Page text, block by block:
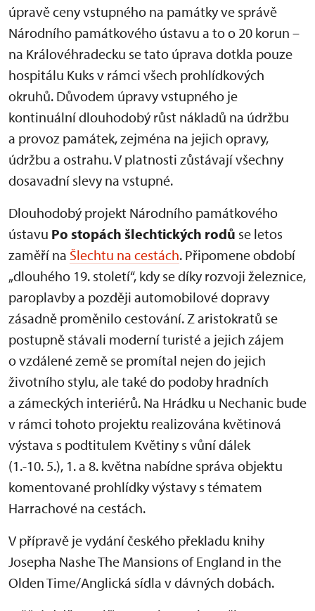
úpravě ceny vstupného na památky ve správě
Národního památkového ústavu a to o 20 korun –
na Královéhradecku se tato úprava dotkla pouze
hospitálu Kuks v rámci všech prohlídkových
okruhů. Důvodem úpravy vstupného je
kontinuální dlouhodobý růst nákladů na údržbu
a provoz památek, zejména na jejich opravy,
údržbu a ostrahu. V platnosti zůstávají všechny
dosavadní slevy na vstupné.
Dlouhodobý projekt Národního památkového
ústavu Po stopách šlechtických rodů se letos
zaměří na Šlechtu na cestách. Připomene období
„dlouhého 19. století“, kdy se díky rozvoji železnice,
paroplavby a později automobilové dopravy
zásadně proměnilo cestování. Z aristokratů se
postupně stávali moderní turisté a jejich zájem
o vzdálené země se promítal nejen do jejich
životního stylu, ale také do podoby hradních
a zámeckých interiérů. Na Hrádku u Nechanic bude
v rámci tohoto projektu realizována květinová
výstava s podtitulem Květiny s vůní dálek
(1.-10. 5.), 1. a 8. května nabídne správa objektu
komentované prohlídky výstavy s tématem
Harrachové na cestách.
V přípravě je vydání českého překladu knihy
Josepha Nashe The Mansions of England in the
Olden Time/Anglická sídla v dávných dobách.